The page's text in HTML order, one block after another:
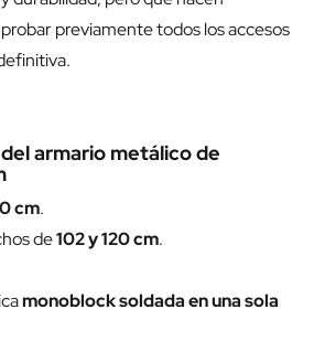
previamente todos los accesos
armario metálico de
cm.
de102 y 120 cm.
monoblock soldada en una sola